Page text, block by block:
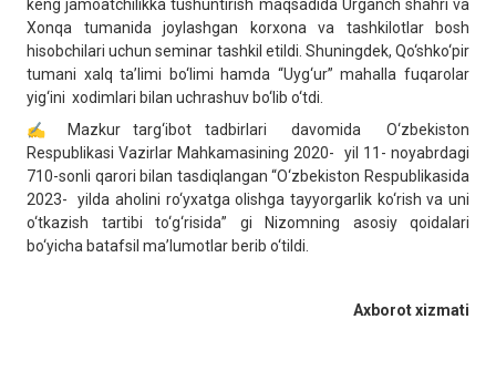
keng jamoatchilikka tushuntirish maqsadida Urganch shahri va
Xonqa tumanida joylashgan korxona va tashkilotlar bosh
hisobchilari uchun seminar tashkil etildi. Shuningdek, Qo‘shko‘pir
tumani xalq ta’limi bo‘limi hamda “Uyg‘ur” mahalla fuqarolar
yig‘ini xodimlari bilan uchrashuv bo‘lib o‘tdi.
✍️ Mazkur targ‘ibot tadbirlari davomida O‘zbekiston
Respublikasi Vazirlar Mahkamasining 2020- yil 11- noyabrdagi
710-sonli qarori bilan tasdiqlangan “O‘zbekiston Respublikasida
2023- yilda aholini ro‘yxatga olishga tayyorgarlik ko‘rish va uni
o‘tkazish tartibi to‘g‘risida” gi Nizomning asosiy qoidalari
bo‘yicha batafsil ma’lumotlar berib o‘tildi.
Axborot xizmati